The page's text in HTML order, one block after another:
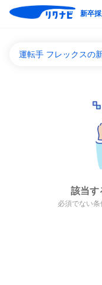
新卒採
運転手 フレックスの
該当す
必須でない条